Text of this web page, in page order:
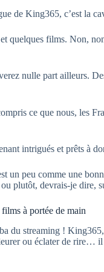
de King365, c’est la
quelques films. Non,
nulle part ailleurs.
ce que nous, les
intrigués et prêts
peu comme une
plutôt, devrais-je dire,
à portée de main
du streaming !
ou éclater de rire…